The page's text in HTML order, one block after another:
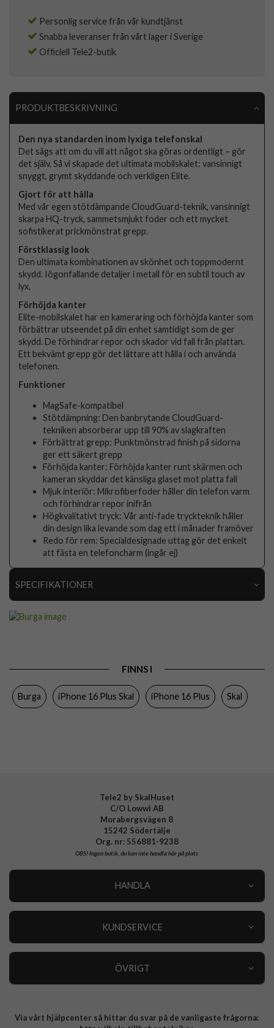
Personlig service från vår kundtjänst
Snabba leveranser från vårt lager i Sverige
Officiell Tele2-butik
PRODUKTBESKRIVNING
Den nya standarden inom lyxiga telefonskal
Det sägs att om du vill att något ska göras ordentligt – gör
det själv. Så vi skapade det ultimata mobilskalet: vansinnigt
snyggt, grymt skyddande och verkligen Elite.
Gjort för att hålla
Med vår egen stötdämpande CloudGuard-teknik, vansinnigt
skarpa HQ-tryck, sammetsmjukt foder och ett mycket
sofistikerat prickmönstrat grepp.
Förstklassig look
Den ultimata kombinationen av skönhet och toppmodernt
skydd. Iögonfallande detaljer i metall för en subtil touch av
lyx.
Förhöjda kanter
Elite-mobilskalet har en kameraring och förhöjda kanter som
förbättrar utseendet på din enhet samtidigt som de ger
skydd. De förhindrar repor och skador vid fall från plattan.
Ett bekvämt grepp gör det lättare att hålla i och använda
telefonen.
Funktioner
MagSafe-kompatibel
Stötdämpning: Den banbrytande CloudGuard-
tekniken absorberar upp till 90% av slagkraften
Förbättrat grepp: Punktmönstrad finish på sidorna
ger ett säkert grepp
Förhöjda kanter: Förhöjda kanter runt skärmen och
kameran skyddar det känsliga glaset mot platta fall
Mjuk interiör: Mikrofiberfoder håller din telefon varm
och förhindrar repor inifrån
Högkvalitativt tryck: Vår anti-fade tryckteknik håller
din design lika levande som dag ett i månader framöver
Redo för rem: Specialdesignade uttag gör det enkelt
att fästa en telefoncharm (ingår ej)
SPECIFIKATIONER
Färg Flerfärgad
FINNS I
Burga iPhone 16 Plus Skal iPhone 16 Plus Skal
Tele2 by SkalHuset
C/O Lowwi AB
Morabergsvägen 8
15242 Södertälje
Org. nr: 556881-9238
OBS!Ingen butik, du kan inte handla här på plats
HANDLA
KUNDSERVICE
ÖVRIGT
Integritetspolicy
Via vårt hjälpcenter så hittar du svar på de vanligaste frågorna: